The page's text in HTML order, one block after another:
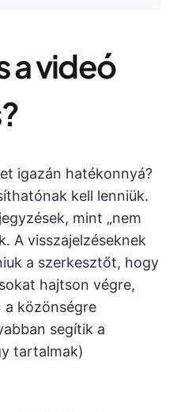
a videó
igazán hatékonnyá?
kell lenniük.
mint „nem
A visszajelzéseknek
a szerkesztőt, hogy
hajtson végre,
a közönségre
segítik a
tartalmak)